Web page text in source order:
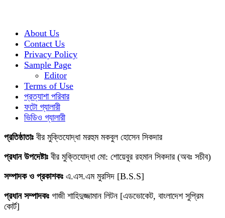
About Us
Contact Us
Privacy Policy
Sample Page
Editor
Terms of Use
প্রত্যাশা পরিবার
ফটো গ্যালারী
ভিডিও গ্যালারী
প্রতিষ্ঠাতাঃ বীর মুক্তিযোদ্ধা মরহুম মকবুল হোসেন সিকদার
প্রধান উপদেষ্টাঃ বীর মুক্তিযোদ্ধা মো: শোয়েবুর রহমান সিকদার (অবঃ সচীব)
সম্পাদক ও প্রকাশকঃ এ.এস.এম মুরসিদ [B.S.S]
প্রধান সম্পাদকঃ গাজী শাহিদুজ্জামান লিটন [এডভোকেট, বাংলাদেশ সুপ্রিম
কোর্ট]